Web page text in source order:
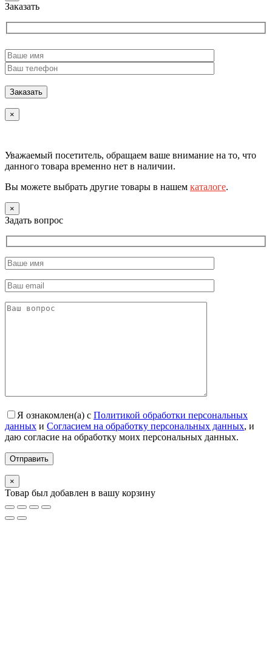
Заказать
×
Уважаемый посетитель, обращаем ваше внимание на то, что
данного товара временно нет в наличии.
Вы можете выбрать другие товары в нашем каталоге.
×
Задать вопрос
Я ознакомлен(а) с Политикой обработки персональных
данных и Согласием на обработку персональных данных, и
даю согласие на обработку моих персональных данных.
×
Товар был добавлен в вашу корзину